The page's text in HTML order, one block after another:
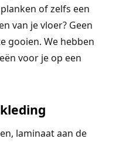
of zelfs een
van je vloer? Geen
gooien. We hebben
voor je op een
laminaat aan de